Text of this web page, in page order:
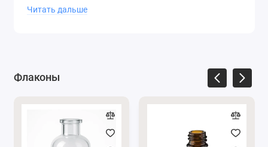
Точная дозировка:
легко отмерить необходимое количество
жидкости.
Удобство использования:
Удобный колпачок
Читать дальше
Флаконы